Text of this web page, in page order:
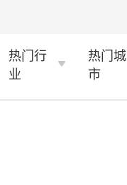
热门行
业
热门城
市